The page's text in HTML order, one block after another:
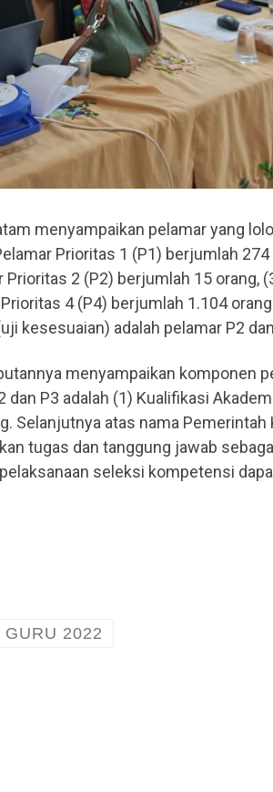
menyampaikan pelamar yang
Prioritas 1 (P1) berjumlah
2 (P2) berjumlah 15 orang,
4 (P4) berjumlah 1.104
kesesuaian) adalah pelamar P2
menyampaikan komponen
P3 adalah (1) Kualifikasi
Selanjutnya atas nama Pemerintah
tugas dan tanggung jawab
seleksi kompetensi
GURU 2022